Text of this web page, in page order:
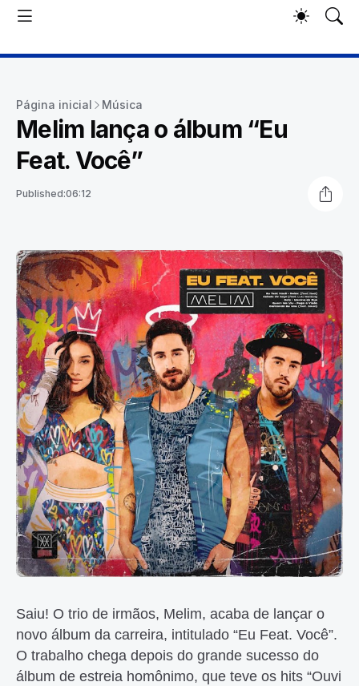
Página inicial Música
Melim lança o álbum “Eu
Feat. Você”
Published:06:12
Saiu! O trio de irmãos, Melim, acaba de lançar o
novo álbum da carreira, intitulado “Eu Feat. Você”.
O trabalho chega depois do grande sucesso do
álbum de estreia homônimo, que teve os hits “Ouvi